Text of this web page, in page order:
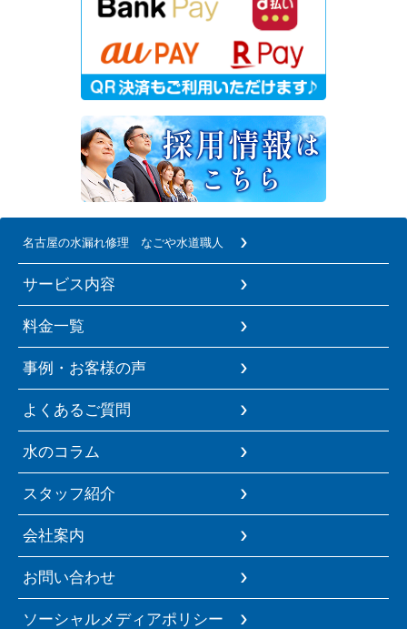
名古屋の水漏れ修理 なごや水道職人
サービス内容
料金一覧
事例・お客様の声
よくあるご質問
水のコラム
スタッフ紹介
会社案内
お問い合わせ
ソーシャルメディアポリシー